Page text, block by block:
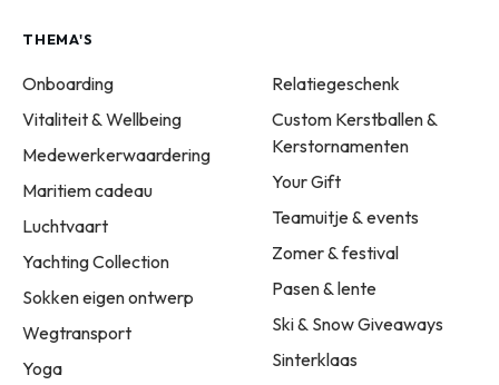
THEMA'S
Onboarding
Vitaliteit & Wellbeing
Medewerkerwaardering
Maritiem cadeau
Luchtvaart
Yachting Collection
Sokken eigen ontwerp
Wegtransport
Yoga
Relatiegeschenk
Custom Kerstballen &
Kerstornamenten
Your Gift
Teamuitje & events
Zomer & festival
Pasen & lente
Ski & Snow Giveaways
Sinterklaas